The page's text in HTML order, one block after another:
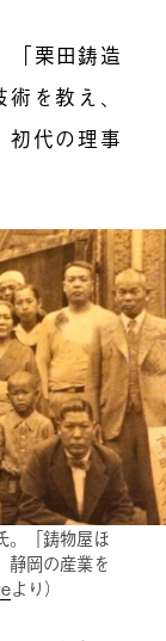
「栗田鋳造
を教え、
初代の理事
。「鋳物屋ほ
静岡の産業を
より）